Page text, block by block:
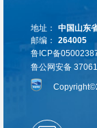
地址：
中国山东
邮编：
264005
鲁ICP备
鲁公网安备